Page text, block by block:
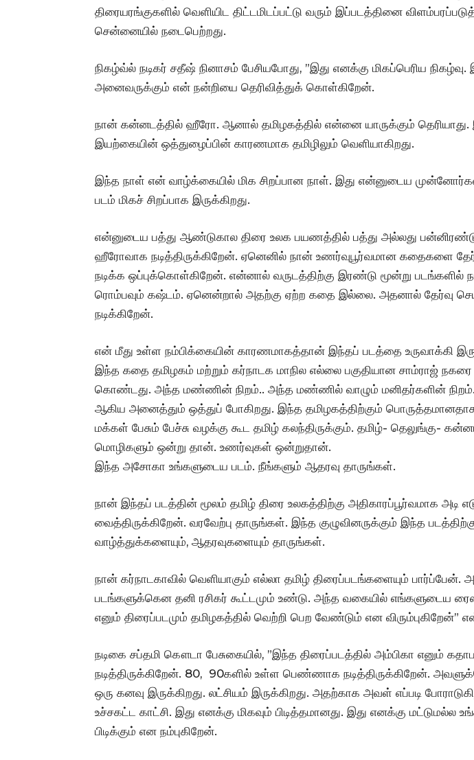
திரையரங்குகளில் வெளியிட திட்டமிடப்பட்டு வரும் இப்படத்தினை
சென்னையில் நடைபெற்றது.
நிகழ்வ்ல் நடிகர் சதீஷ் நினாசம் பேசியபோது, ”இது எனக்கு மிகப்பெரிய
அனைவருக்கும் என் நன்றியை தெரிவித்துக் கொள்கிறேன்.‌
நான் கன்னடத்தில் ஹீரோ. ஆனால் தமிழகத்தில் என்னை யாருக்கும் தெரியாது.
இயற்கையின் ஒத்துழைப்பின் காரணமாக தமிழிலும் வெளியாகிறது.
இந்த நாள் என் வாழ்க்கையில் மிக சிறப்பான நாள். இது என்னுடைய
படம் மிகச் சிறப்பாக இருக்கிறது.
என்னுடைய பத்து ஆண்டுகால திரை உலக பயணத்தில் பத்து அல்லது
ஹீரோவாக நடித்திருக்கிறேன். ஏனெனில் நான் உணர்வுபூர்வமான கதைகளை
நடிக்க ஒப்புக்கொள்கிறேன். என்னால் வருடத்திற்கு இரண்டு மூன்று படங்களில்
ரொம்பவும் கஷ்டம். ஏனென்றால் அதற்கு ஏற்ற கதை இல்லை. அதனால் தேர்வு
நடிக்கிறேன்.
என் மீது உள்ள நம்பிக்கையின் காரணமாகத்தான் இந்தப் படத்தை உருவாக்கி
இந்த கதை தமிழகம் மற்றும் கர்நாடக மாநில எல்லை பகுதியான சாம்ராஜ்
கொண்டது.‌ அந்த மண்ணின் நிறம்.. அந்த மண்ணில் வாழும் மனிதர்களின்
ஆகிய அனைத்தும் ஒத்துப் போகிறது. இந்த தமிழகத்திற்கும்
மக்கள் பேசும் பேச்சு வழக்கு கூட தமிழ் கலந்திருக்கும்.‌ தமிழ்- தெலுங்கு-
மொழிகளும் ஒன்று தான். உணர்வுகள் ஒன்றுதான்.
இந்த அசோகா உங்களுடைய படம். நீங்களும் ஆதரவு தாருங்கள்.
நான் இந்தப் படத்தின் மூலம் தமிழ் திரை உலகத்திற்கு அதிகாரப்பூர்வமாக அடி
வைத்திருக்கிறேன். வரவேற்பு தாருங்கள். இந்த குழுவினருக்கும் இந்த
வாழ்த்துக்களையும், ஆதரவுகளையும் தாருங்கள்.
நான் கர்நாடகாவில் வெளியாகும் எல்லா தமிழ் திரைப்படங்களையும் பார்ப்பேன்.
படங்களுக்கென தனி ரசிகர் கூட்டமும் உண்டு. அந்த வகையில் எங்களுடைய
எனும் திரைப்படமும் தமிழகத்தில் வெற்றி பெற வேண்டும் என விரும்புகிறேன்”
நடிகை சப்தமி கௌடா பேசுகையில், ”இந்த திரைப்படத்தில் அம்பிகா எனும்
நடித்திருக்கிறேன்.‌ 80, 90களில் உள்ள பெண்ணாக நடித்திருக்கிறேன்.
ஒரு கனவு இருக்கிறது. லட்சியம் இருக்கிறது. அதற்காக அவள் எப்படி
உச்சகட்ட காட்சி. இது எனக்கு மிகவும் பிடித்தமானது. இது எனக்கு மட்டுமல்ல
பிடிக்கும் என நம்புகிறேன்.